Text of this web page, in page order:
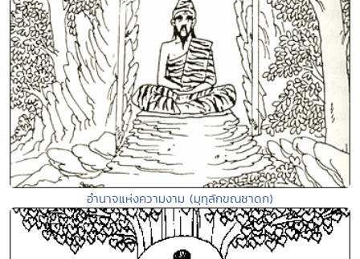
อำนาจแห่งความงาม (มุทุลักขณชาดก)